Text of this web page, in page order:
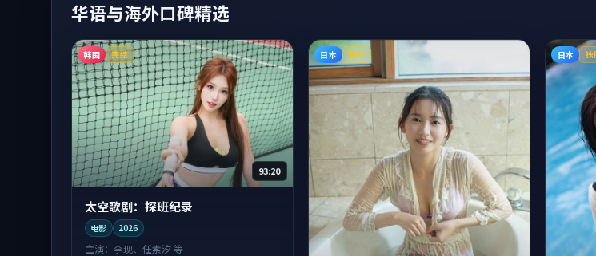
华语与海外口碑精选
韩国 完结
93:20
太空歌剧：探班纪录
电影 2026
主演： 李现、任素汐 等
日本 高分 日本 独